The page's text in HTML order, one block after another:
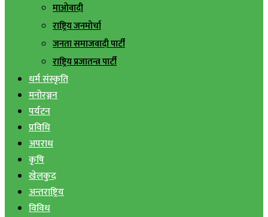
माओवादी
राष्ट्रिय जनमोर्चा
जनता समाजवादी पार्टी
राष्ट्रिय प्रजातन्त्र पार्टी
धर्म संस्कृति
मनोरञ्जन
पर्यटन
प्रविधि
अपराध
कृषि
खेलकुद
अन्तराष्ट्रिय
विविध